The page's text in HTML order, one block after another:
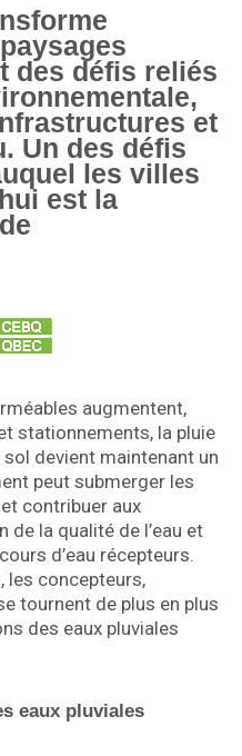
des défis reliés
et
Un des défis
les villes
est la
augmentent,
stationnements, la pluie
devient maintenant un
peut submerger les
contribuer aux
de la qualité de l’eau et
d’eau récepteurs.
les concepteurs,
tournent de plus en plus
des eaux pluviales
eaux pluviales